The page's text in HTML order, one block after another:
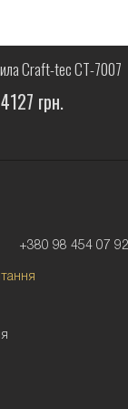
Craft-tec СТ-7007
4127 грн.
+380 98 454 07 92